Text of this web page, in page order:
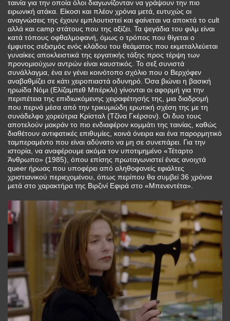
ταινία για την οποία όλοι διαγωνίζονταν να γράψουν την πιο
ειρωνική ατάκα. Είκοσι και πλέον χρόνια μετά, ευτυχώς οι
αναγνώσεις της έχουν εμπλουτιστεί και φαίνεται να αποκτά το cult
αλλά και camp στάτους που της αξίζει. Τα ψεγάδια του φιλμ είναι
κατά τόπους οφθαλμοφανή, όμως ο τρόπος που θίγεται ο
έμφυτος σεξισμός ενός κλάδου του θεάματος που εκμεταλλεύεται
γυναίκες αποκλειστικά της εργατικής τάξης προς τέρψη των
προνομιούχων αντρών είναι καυστικός. Το σεξ συνιστά
συνάλλαγμα, ένα εν γένει κοινότοπο σχόλιο που ο Βερχόφεν
αναβαθμίζει σε κάτι χειροπιαστά οδυνηρό. Όσα βιώνει η βασική
ηρωίδα Νόμι (Ελίζαμπεθ Μπέρκλι) γίνονται οι αφορμή για την
περιπέτεια της επιδιωκόμενης χειραφέτησής της, μια διαδρομή
που περνά μέσα από την τρικυμιώδη ερωτική σχέση της με τη
συνάδελφο χορεύτρια Κρίσταλ (Τζίνα Γκέρσον). Οι δυο τους
αποτελούν μακράν το πιο ενδιαφέρον κομμάτι της ταινίας, καθώς
διαθέτουν αντιφατικές επιθυμίες, κοινά όνειρα και ένα παρορμητικό
ταμπεραμέντο που είναι αδύνατο να μη σε συνεπάρει. Για την
ιστορία, να αναφέρουμε ακόμα τον υποτιμημένο «Τέταρτο
Άνθρωπο» (1985), όπου επίσης πρωταγωνιστεί ένας ανοιχτά
queer ήρωας που υποφέρει από αληθοφανείς εφιάλτες
χριστιανικού περιεχομένου, όπως περίπου θα συμβεί 36 χρόνια
μετά στο χαρακτήρα της Βιρζινί Εφιρά στο «Μπενεντέτα».